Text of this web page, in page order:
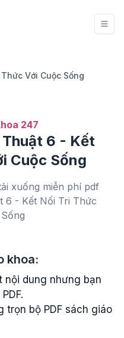
Với Cuộc Sống
247
Thuật 6 - Kết
Cuộc Sống
xuống miễn phí pdf
6 - Kết Nối Tri Thức
khoa:
nội dung nhưng bạn
trọn bộ PDF sách giáo